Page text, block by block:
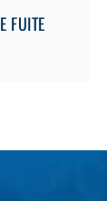
FUITE